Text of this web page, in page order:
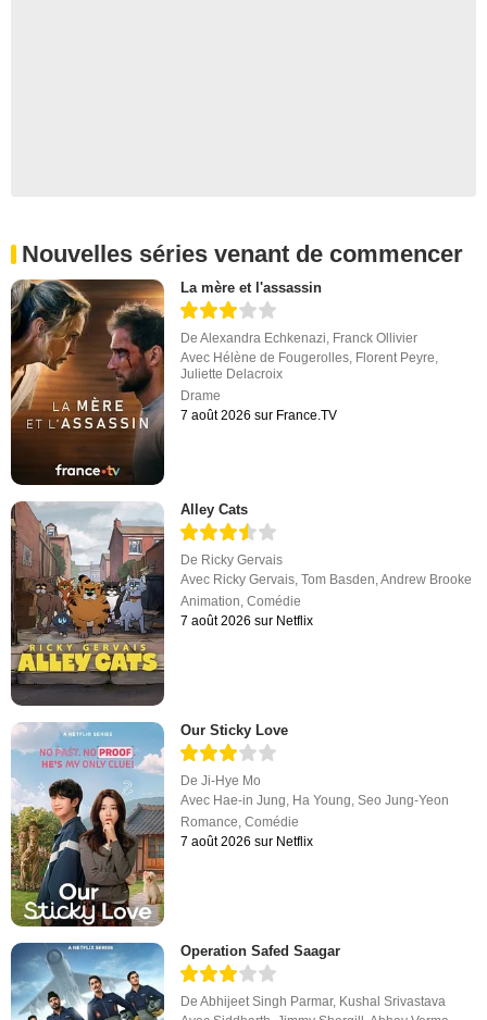
Nouvelles séries venant de commencer
La mère et l'assassin
DeAlexandra Echkenazi, Franck Ollivier
Avec Hélène de Fougerolles, Florent Peyre,
Juliette Delacroix
Drame
7 août 2026 sur France.TV
Alley Cats
De Ricky Gervais
Avec Ricky Gervais ,Tom Basden ,Andrew Brooke
Animation ,Comédie
7 août 2026 sur Netflix
Our Sticky Love
DeJi-Hye Mo
Avec Hae-in Jung, Ha Young,Seo Jung-Yeon
Romance,Comédie
7 août 2026 sur Netflix
Operation Safed Saagar
DeAbhijeet Singh Parmar, Kushal Srivastava